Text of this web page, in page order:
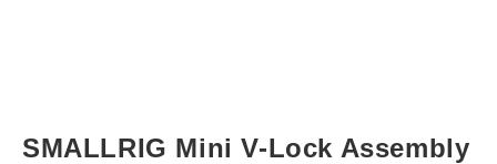
SMALLRIG Mini V-Lock Assembly